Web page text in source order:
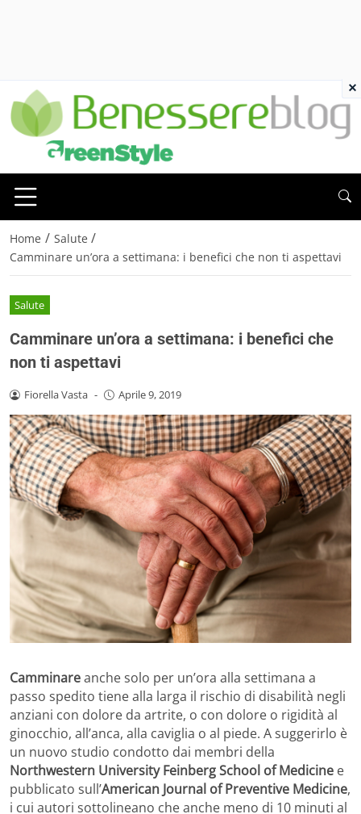
Home / Salute /
Camminare un’ora a settimana: i benefici che non ti aspettavi
Salute
Camminare un’ora a settimana: i benefici che
non ti aspettavi
Fiorella Vasta - Aprile 9, 2019
Camminareanche solo per un’ora alla settimana a
passo spedito tiene alla larga il rischio di disabilità negli
anziani con dolore da artrite, o con dolore o rigidità al
ginocchio, all’anca, alla caviglia o al piede. A suggerirlo è
un nuovo studio condotto dai membri della
Northwestern University Feinberg School of Medicine e
pubblicato sull’American Journal of Preventive Medicine,
i cui autori sottolineano che anche meno di 10 minuti al
×